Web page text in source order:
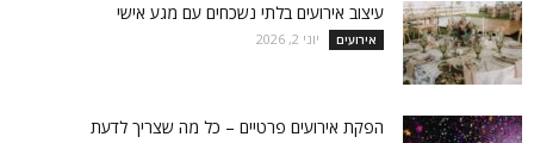
עיצוב אירועים בלתי נשכחים עם מגע אישי
אירועים יוני 2, 2026
הפקת אירועים פרטיים – כל מה שצריך לדעת